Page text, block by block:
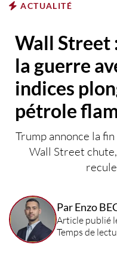
ACTUALITÉ
Wall Street
la guerre
indices
pétrole
Trump annonce la
Wall Street
Par Enzo
Article publié
Temps de